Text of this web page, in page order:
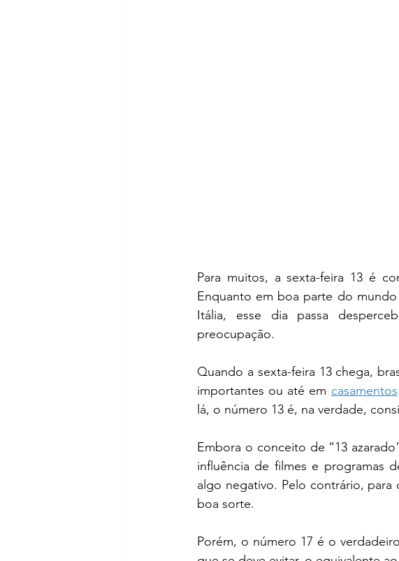
Para muitos, a sexta-feira 13 é
Enquanto em boa parte do
Itália, esse dia passa
preocupação.
Quando a sexta-feira 13 chega,
importantes ou até em casamentos
lá, o número 13 é, na verdade,
Embora o conceito de “13
influência de filmes e programas
algo negativo. Pelo contrário,
boa sorte.
Porém, o número 17 é o